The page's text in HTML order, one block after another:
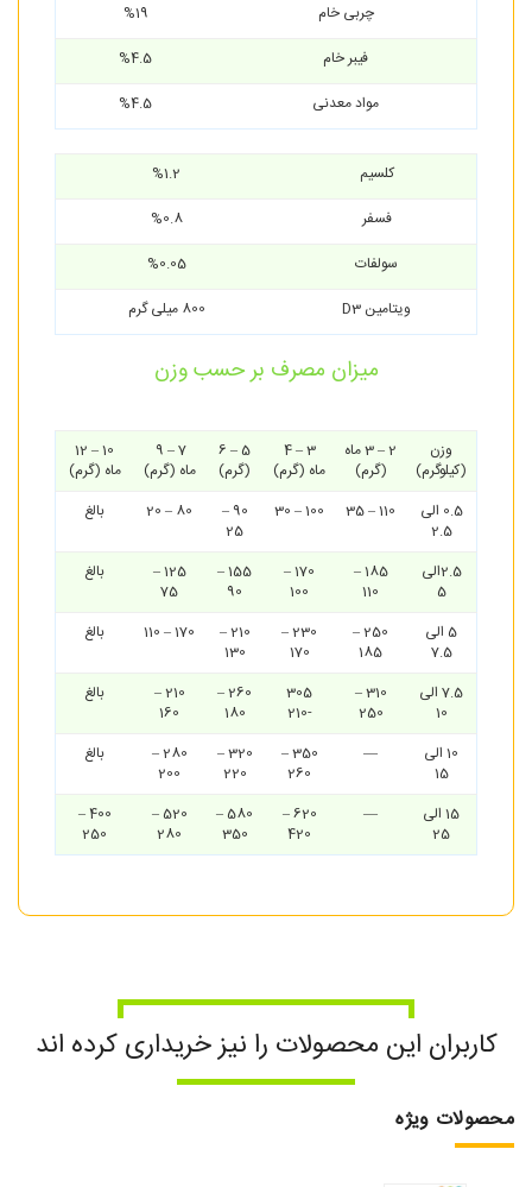
چربی خام
%19
فیبر خام
%4.5
مواد معدنی
%4.5
کلسیم
%1.2
فسفر
%0.8
سولفات
%0.05
ویتامین D3
800 میلی گرم
میزان مصرف بر حسب وزن
وزن
(کیلوگرم)
2 – 3 ماه
(گرم)
3 – 4
ماه (گرم)
5 – 6
(گرم)
ماه (گرم)
10 – 12
ماه (گرم)
0.5 الی
2.5
110 – 35
100 – 30
90 –
25
80 – 20 بالغ
2.5الی
5
185 –
110
170 –
100
155 –
90
125 –
75
بالغ
5 الی
7.5
250 –
185
230 –
170
210 –
130
170 – 110 بالغ
7.5 الی
10
310 –
250
305
-210
260 –
180
210 –
160
بالغ
10 الی
15
—
350 –
260
320 –
220
280 –
200
بالغ
15 الی
25
—
620 –
420
580 –
350
520 –
280
400 –
250
کاربران این محصولات را نیز خریداری کرده اند
محصولات ویژه